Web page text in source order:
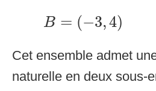
B = (−3,4)
B − 3,4 )
Cet ensemble admet
naturelle en deux sous-